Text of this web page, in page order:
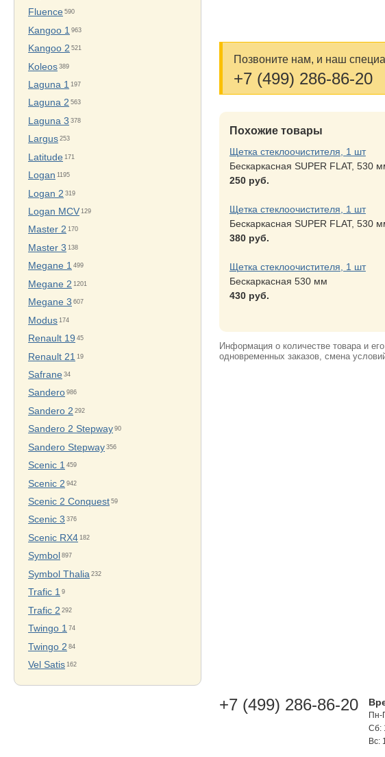
Позвоните нам, и наш
+7 (499) 286-86-20
Похожие товары
Щетка стеклоочистителя, 1 шт
Бескаркасная SUPER FLAT, 530
250 руб.
Щетка стеклоочистителя, 1 шт
Бескаркасная SUPER FLAT, 530
380 руб.
Щетка стеклоочистителя, 1 шт
Бескаркасная 530 мм
430 руб.
Информация о количестве товара и
одновременных заказов, смена
Fluence 590
Kangoo 1 963
Kangoo 2 521
Koleos 389
Laguna 1 197
Laguna 2 563
Laguna 3 378
Largus 253
Latitude 171
Logan 1195
Logan 2 319
Logan MCV 129
Master 2 170
Master 3 138
Megane 1 499
Megane 2 1201
Megane 3 607
Modus 174
Renault 19 45
Renault 21 19
Safrane 34
Sandero 986
Sandero 2 292
Sandero 2 Stepway 90
Sandero Stepway 356
Scenic 1 459
Scenic 2 942
Scenic 2 Conquest 59
Scenic 3 376
Scenic RX4 182
Symbol 897
Symbol Thalia 232
Trafic 1 9
Trafic 2 292
Twingo 1 74
Twingo 2 84
Vel Satis 162
+7 (499) 286-86-20
Пн-
Сб:
Вс: